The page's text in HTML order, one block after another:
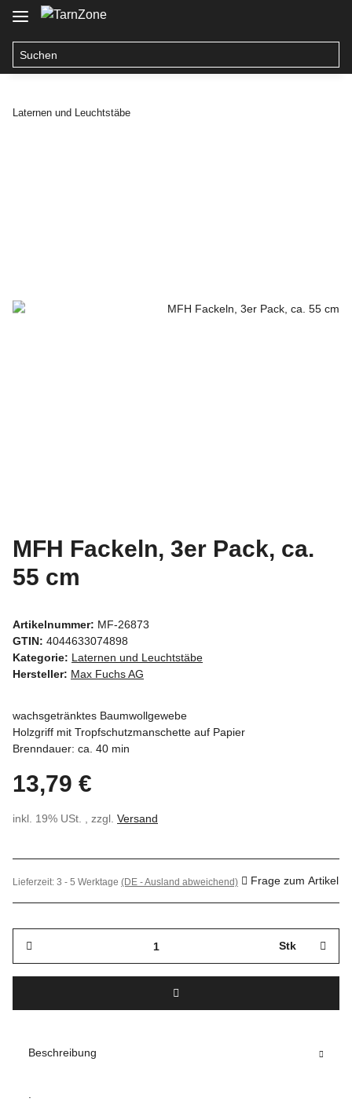
Laternen und Leuchtstäbe
MFH Fackeln, 3er Pack, ca.
55 cm
Artikelnummer: MF-26873
GTIN: 4044633074898
Kategorie: Laternen und Leuchtstäbe
Hersteller: Max Fuchs AG
wachsgetränktes Baumwollgewebe
Holzgriff mit Tropfschutzmanschette auf Papier
Brenndauer: ca. 40 min
13,79 €
inkl. 19% USt. , zzgl. Versand
Lieferzeit: 3 - 5 Werktage (DE - Ausland abweichend) Frage zum Artikel
Stk
Beschreibung
.